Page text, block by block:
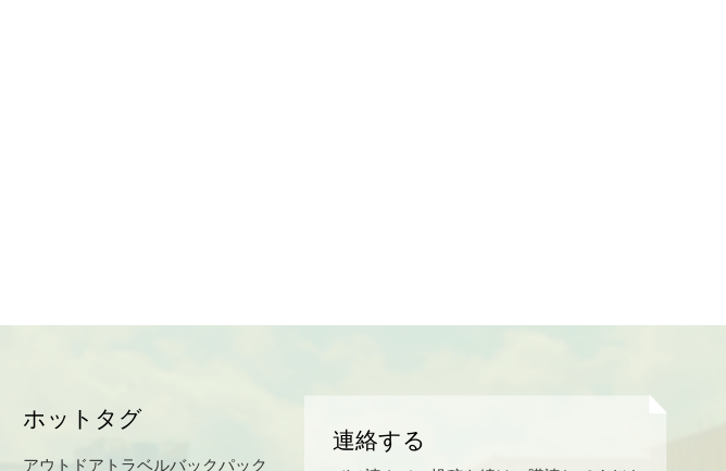
ホットタグ
アウトドアトラベルバックパック
連絡する